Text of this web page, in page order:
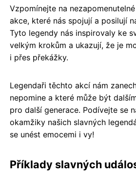
Vzpomínejte na
akce, které nás spojují a posilují
Tyto legendy nás inspirovaly ke
velkým krokům a ukazují, že je
i přes překážky.
Legendaři těchto akcí nám
nepomine a které může být
pro další generace. Podívejte se
okamžiky našich slavných
se unést emocemi i vy!
Příklady slavných